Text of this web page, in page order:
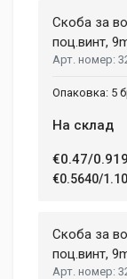
Скоба за
поц.винт,
5
На склад
€0.47/
€0.5640/
Скоба за
поц.винт,